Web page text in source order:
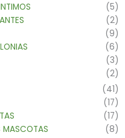
(5)
(2)
(9)
(6)
(3)
(2)
(41)
(17)
(17)
MASCOTAS
(8)